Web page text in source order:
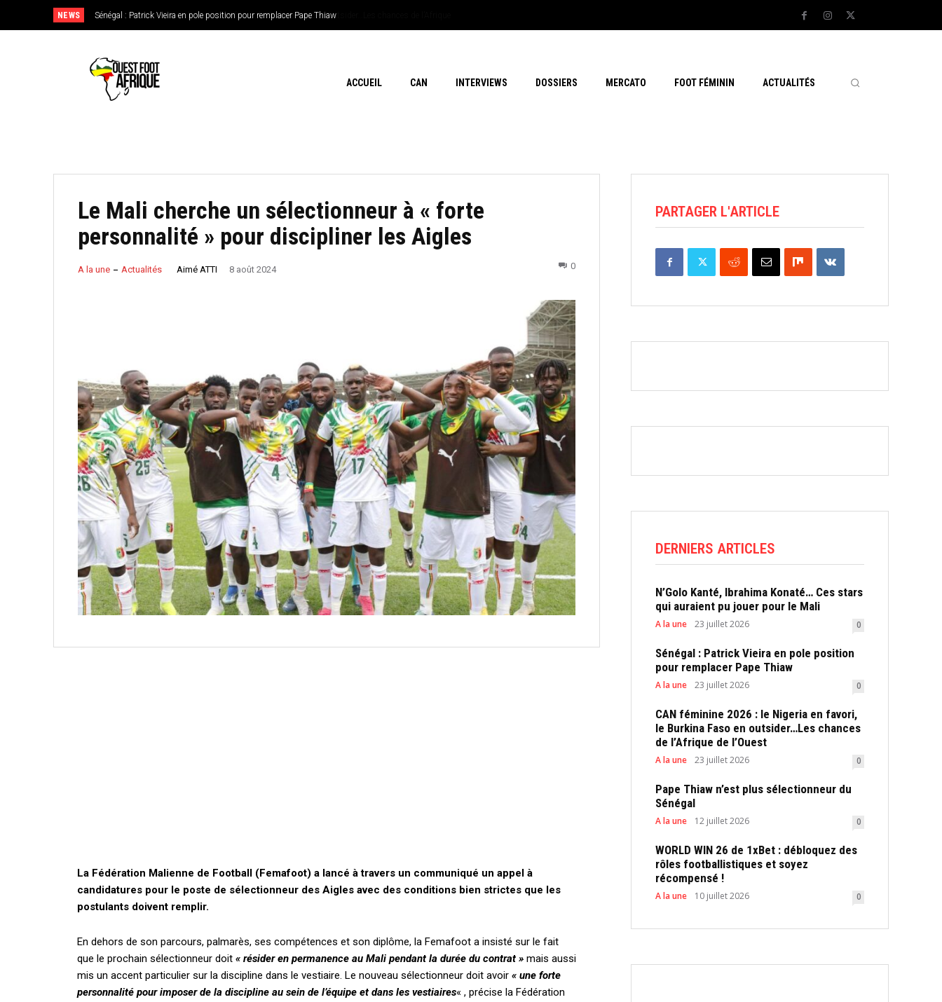
NEWS
CAN féminine 2026 : le Nigeria en favori, le Burkina Faso en outsider…Les chances de l’Afrique
de l’Ouest
ACCUEIL CAN INTERVIEWS DOSSIERS MERCATO FOOT FÉMININ ACTUALITÉS
Le Mali cherche un sélectionneur à « forte
personnalité » pour discipliner les Aigles
A la une Actualités Aimé ATTI 8 août 2024 0
La Fédération Malienne de Football (Femafoot) a lancé à travers un communiqué un appel à
candidatures pour le poste de sélectionneur des Aigles avec des conditions bien strictes que les
postulants doivent remplir.
En dehors de son parcours, palmarès, ses compétences et son diplôme, la Femafoot a insisté sur le fait
que le prochain sélectionneur doit « résider en permanence au Mali pendant la durée du contrat » mais aussi
mis un accent particulier sur la discipline dans le vestiaire. Le nouveau sélectionneur doit avoir « une forte
personnalité pour imposer de la discipline au sein de l’équipe et dans les vestiaires« , précise la Fédération
PARTAGER L'ARTICLE
DERNIERS ARTICLES
N’Golo Kanté, Ibrahima Konaté… Ces stars
qui auraient pu jouer pour le Mali
A la une 23 juillet 2026 0
Sénégal : Patrick Vieira en pole position
pour remplacer Pape Thiaw
A la une 23 juillet 2026 0
CAN féminine 2026 : le Nigeria en favori,
le Burkina Faso en outsider…Les chances
de l’Afrique de l’Ouest
A la une 23 juillet 2026 0
Pape Thiaw n’est plus sélectionneur du
Sénégal
A la une 12 juillet 2026 0
WORLD WIN 26 de 1xBet : débloquez des
rôles footballistiques et soyez
récompensé !
A la une 10 juillet 2026 0